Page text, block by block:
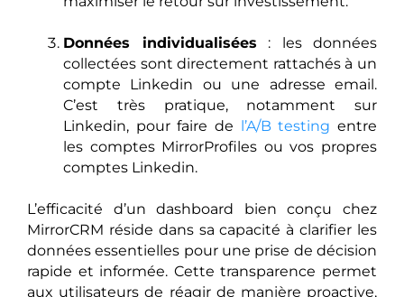
Données individualisées : les données
collectées sont directement rattachés à un
compte Linkedin ou une adresse email.
C’est très pratique, notamment sur
Linkedin, pour faire de l’A/B testing entre
les comptes MirrorProfiles ou vos propres
comptes Linkedin.
L’efficacité d’un dashboard bien conçu chez
MirrorCRM réside dans sa capacité à clarifier les
données essentielles pour une prise de décision
rapide et informée. Cette transparence permet
aux utilisateurs de réagir de manière proactive,